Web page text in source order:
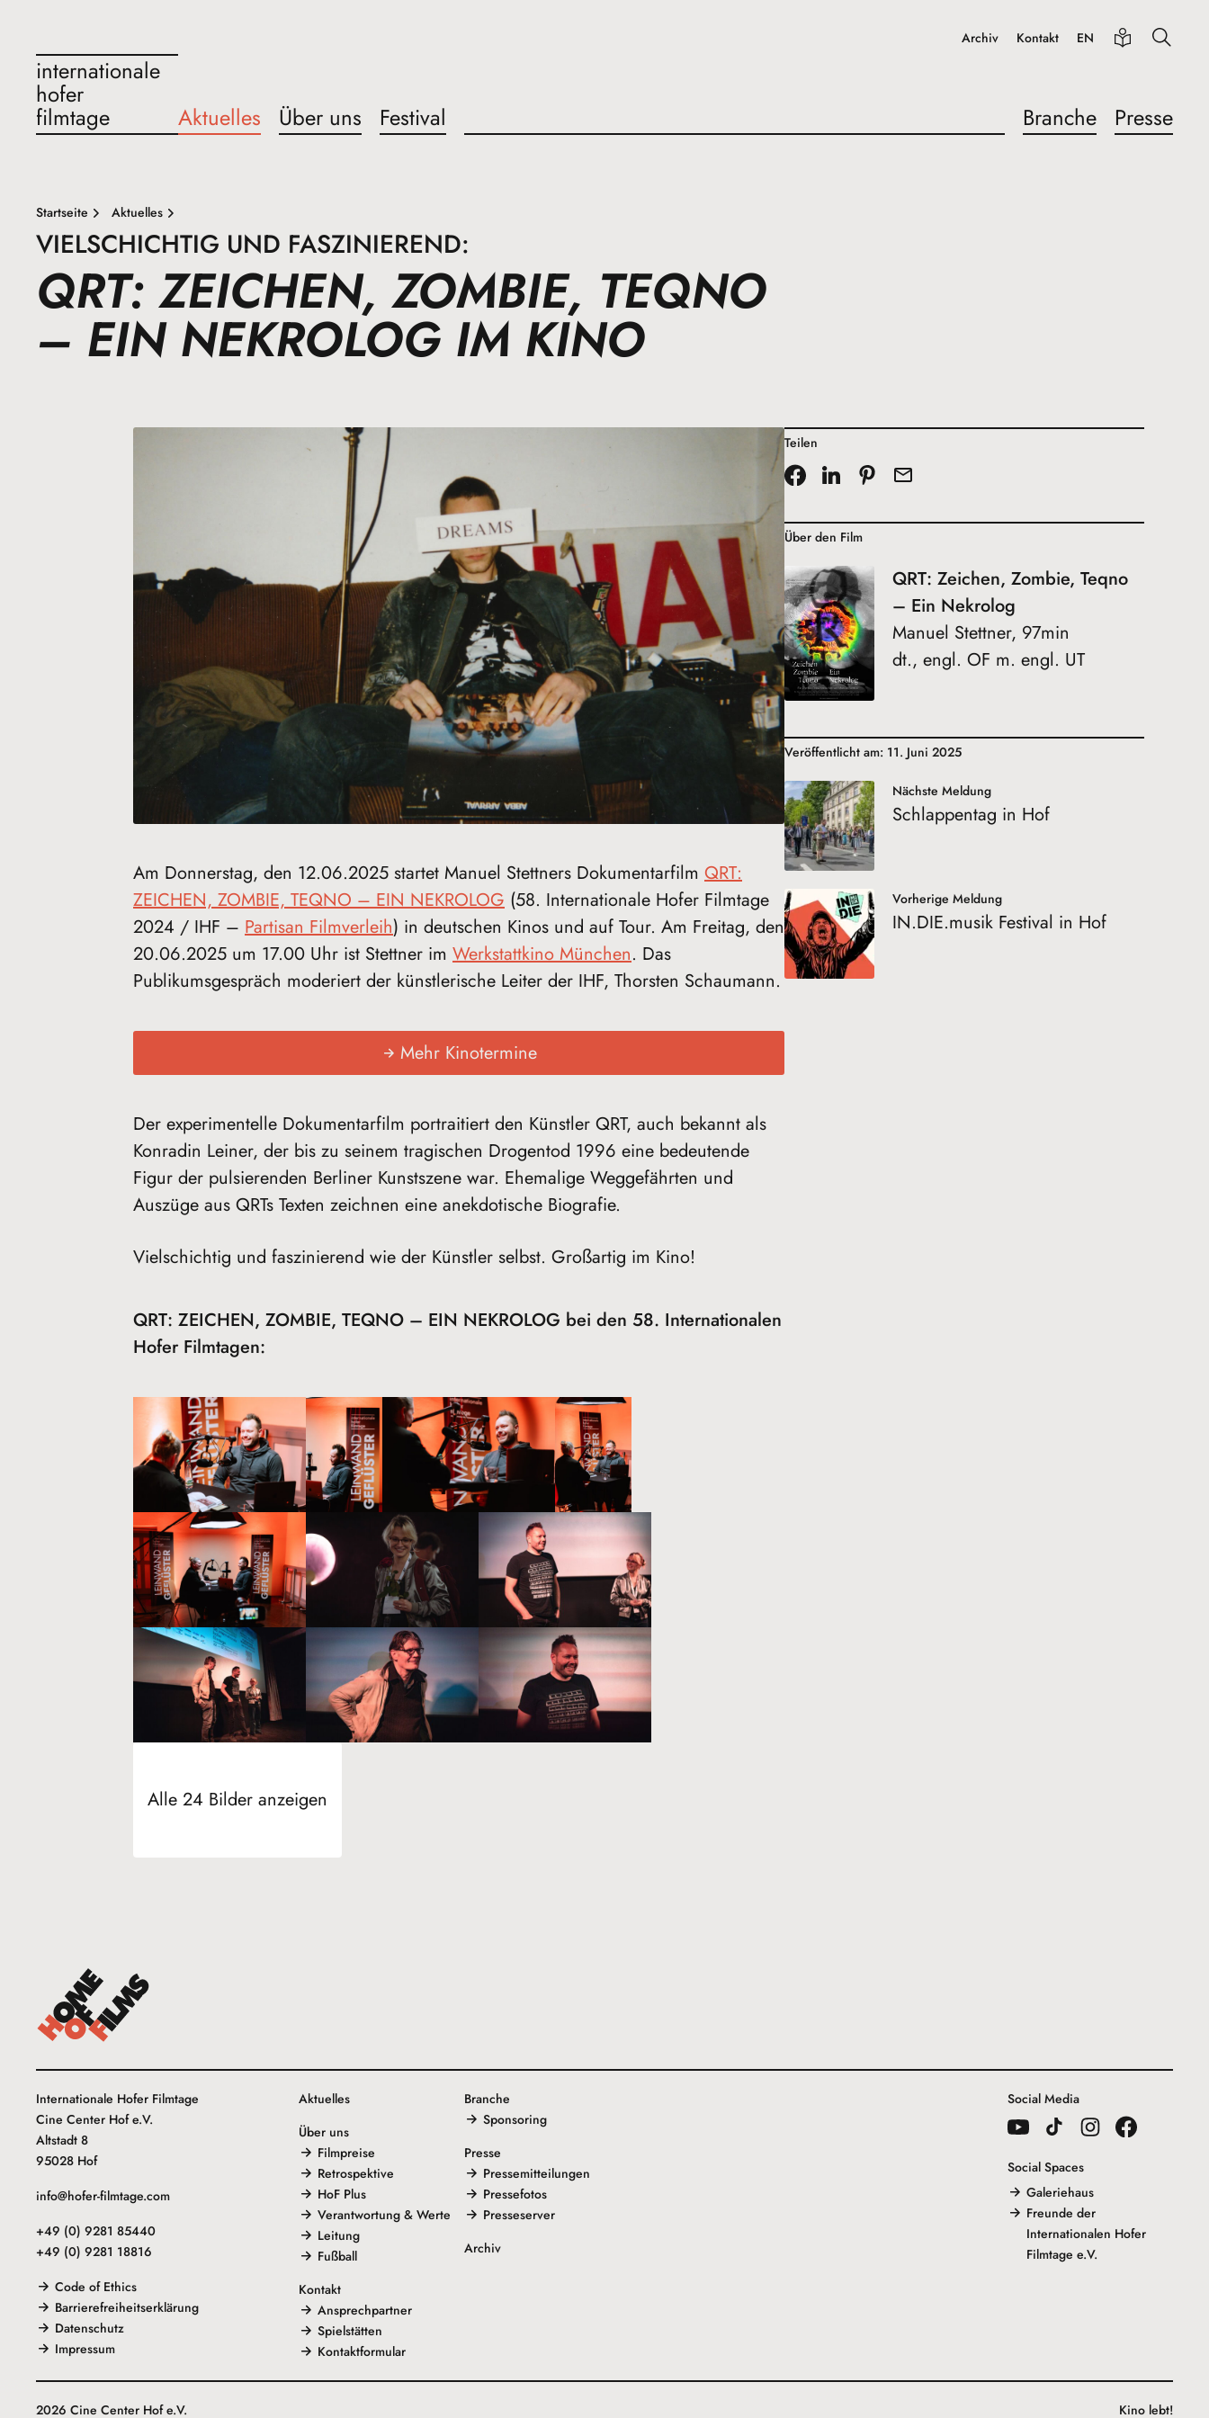
internationale
hofer
filmtage Aktuelles Über uns Festival Branche Presse
Archiv Kontakt EN
Startseite Aktuelles
VIELSCHICHTIG UND FASZINIEREND:
QRT: ZEICHEN, ZOMBIE, TEQNO
– EIN NEKROLOG IM KINO
Am Donnerstag, den 12.06.2025 startet Manuel Stettners Dokumentarfilm QRT:
ZEICHEN, ZOMBIE, TEQNO – EIN NEKROLOG (58. Internationale Hofer Filmtage
2024 / IHF – Partisan Filmverleih) in deutschen Kinos und auf Tour. Am Freitag, den
20.06.2025 um 17.00 Uhr ist Stettner im Werkstattkino München. Das
Publikumsgespräch moderiert der künstlerische Leiter der IHF, Thorsten Schaumann.
Mehr Kinotermine
Der experimentelle Dokumentarfilm portraitiert den Künstler QRT, auch bekannt als
Konradin Leiner, der bis zu seinem tragischen Drogentod 1996 eine bedeutende
Figur der pulsierenden Berliner Kunstszene war. Ehemalige Weggefährten und
Auszüge aus QRTs Texten zeichnen eine anekdotische Biografie.
Vielschichtig und faszinierend wie der Künstler selbst. Großartig im Kino!
QRT: ZEICHEN, ZOMBIE, TEQNO – EIN NEKROLOG bei den 58. Internationalen
Hofer Filmtagen:
Alle 24 Bilder anzeigen
Teilen
Über den Film
QRT: Zeichen, Zombie, Teqno
– Ein Nekrolog
Manuel Stettner, 97min
dt., engl. OF m. engl. UT
Veröffentlicht am: 11. Juni 2025
Nächste Meldung
Schlappentag in Hof
Vorherige Meldung
IN.DIE.musik Festival in Hof
Internationale Hofer Filmtage
Cine Center Hof e.V.
Altstadt 8
95028 Hof
info@hofer-filmtage.com
+49 (0) 9281 85440
+49 (0) 9281 18816
Code of Ethics
Barrierefreiheitserklärung
Datenschutz
Impressum
Aktuelles
Über uns
Filmpreise
Retrospektive
HoF Plus
Verantwortung & Werte
Leitung
Fußball
Kontakt
Ansprechpartner
Spielstätten
Kontaktformular
Branche
Sponsoring
Presse
Pressemitteilungen
Pressefotos
Presseserver
Archiv
Social Media
Social Spaces
Galeriehaus
Freunde der
Internationalen Hofer
Filmtage e.V.
2026 Cine Center Hof e.V. Kino lebt!